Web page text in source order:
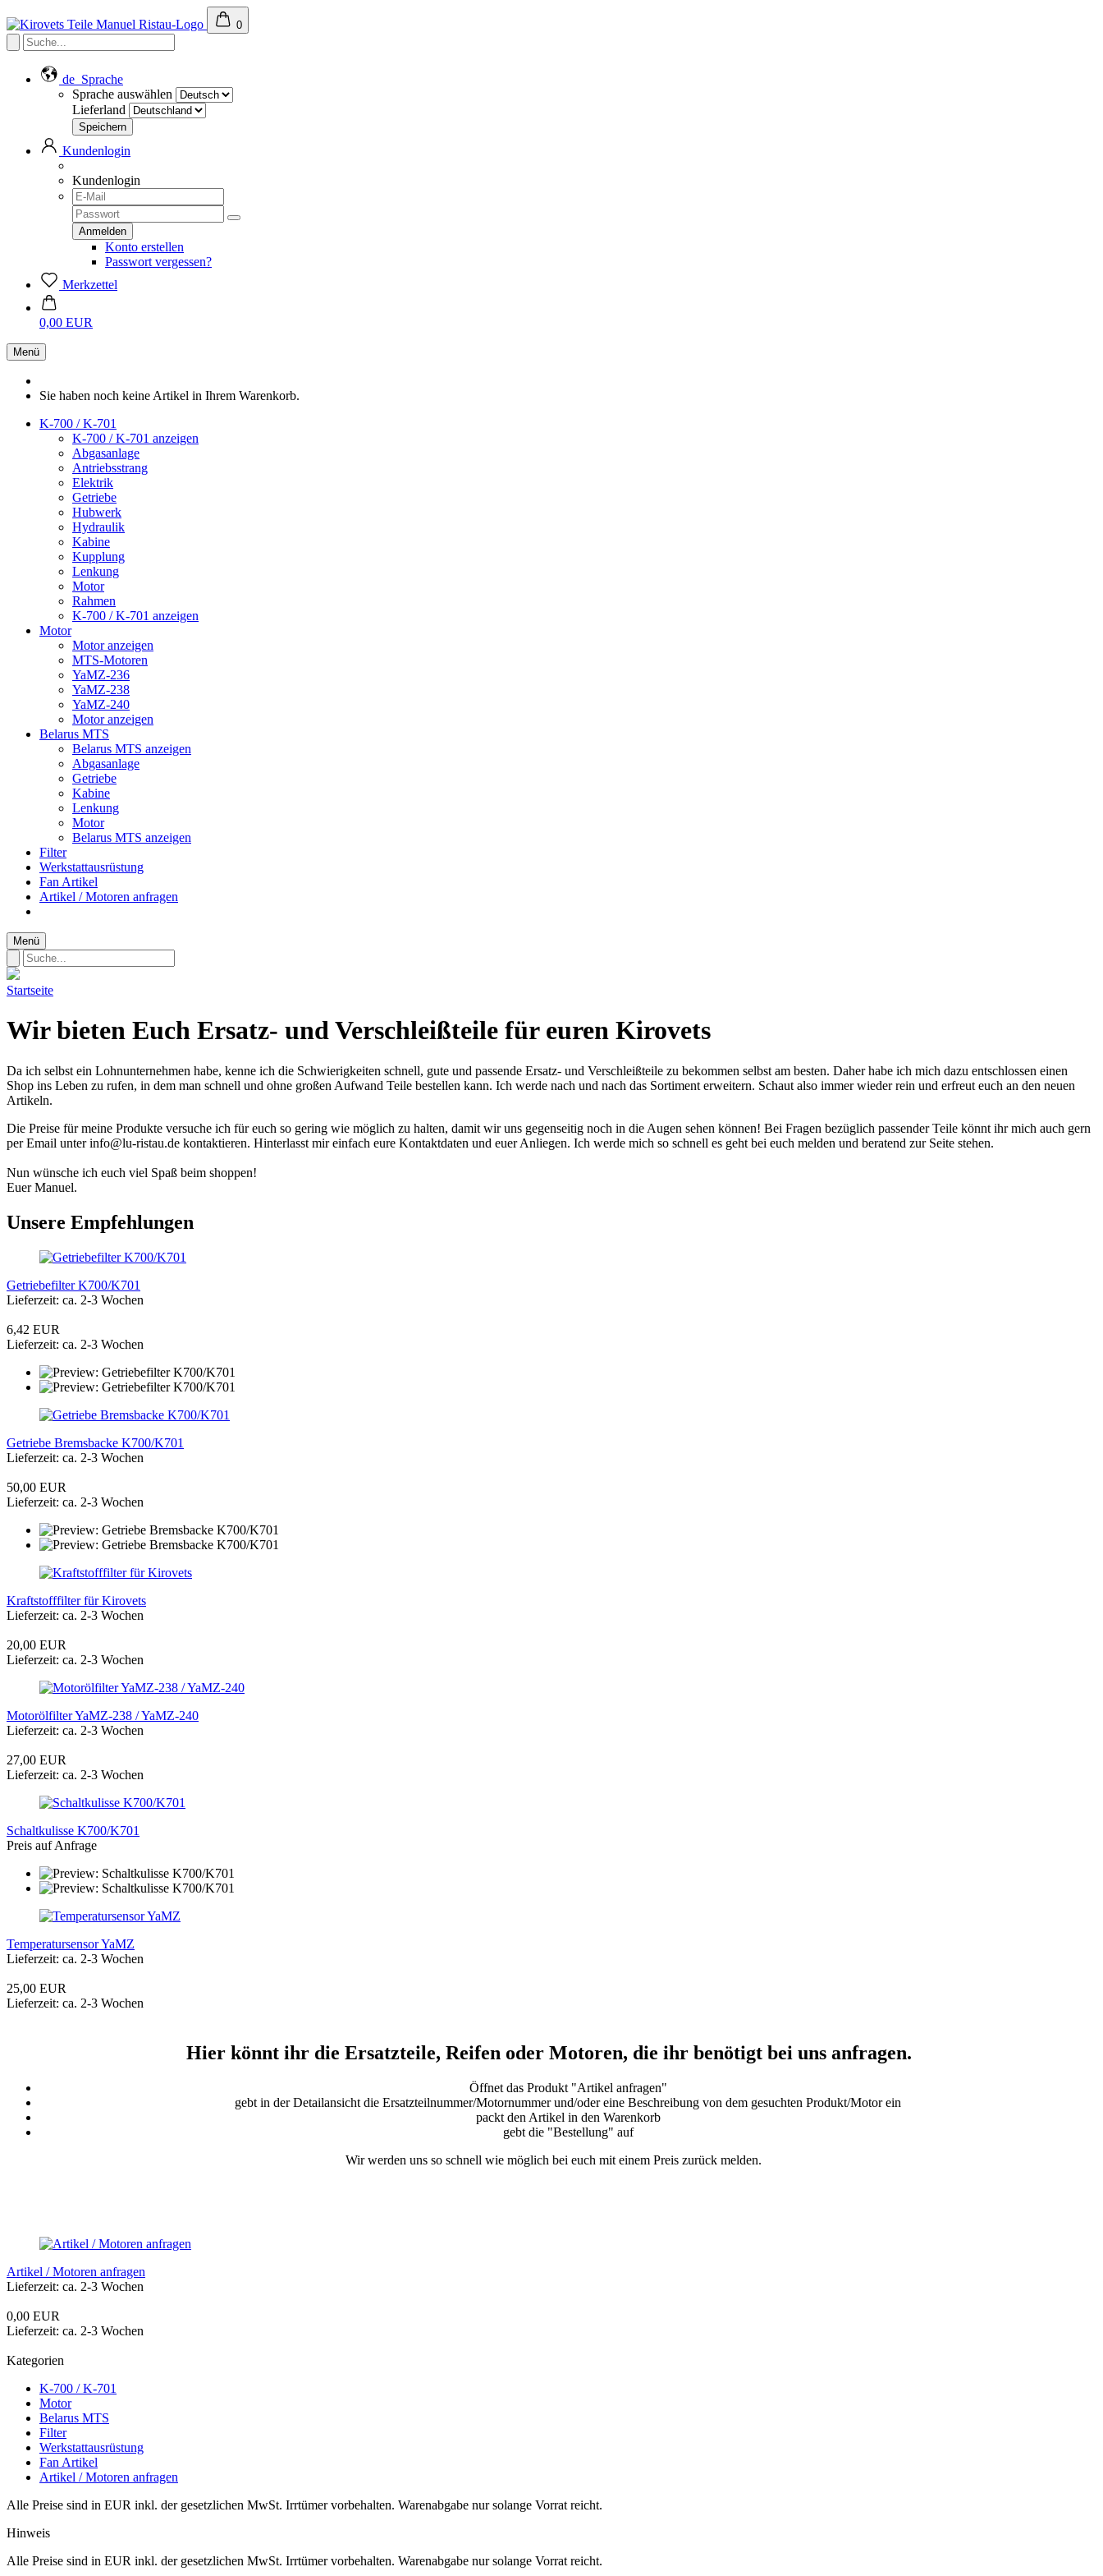
0
de Sprache
Sprache auswählen
Lieferland
Kundenlogin
Kundenlogin
Konto erstellen
Passwort vergessen?
Merkzettel
0,00 EUR
Menü
Sie haben noch keine Artikel in Ihrem Warenkorb.
K-700 / K-701
K-700 / K-701 anzeigen
Abgasanlage
Antriebsstrang
Elektrik
Getriebe
Hubwerk
Hydraulik
Kabine
Kupplung
Lenkung
Motor
Rahmen
K-700 / K-701 anzeigen
Motor
Motor anzeigen
MTS-Motoren
YaMZ-236
YaMZ-238
YaMZ-240
Motor anzeigen
Belarus MTS
Belarus MTS anzeigen
Abgasanlage
Getriebe
Kabine
Lenkung
Motor
Belarus MTS anzeigen
Filter
Werkstattausrüstung
Fan Artikel
Artikel / Motoren anfragen
Menü
Startseite
Wir bieten Euch Ersatz- und Verschleißteile für euren Kirovets
Da ich selbst ein Lohnunternehmen habe, kenne ich die Schwierigkeiten schnell, gute und passende Ersatz- und Verschleißteile zu bekommen selbst am besten. Daher habe ich mich dazu entschlossen einen
Shop ins Leben zu rufen, in dem man schnell und ohne großen Aufwand Teile bestellen kann. Ich werde nach und nach das Sortiment erweitern. Schaut also immer wieder rein und erfreut euch an den neuen
Artikeln.
Die Preise für meine Produkte versuche ich für euch so gering wie möglich zu halten, damit wir uns gegenseitig noch in die Augen sehen können! Bei Fragen bezüglich passender Teile könnt ihr mich auch gern
per Email unter info@lu-ristau.de kontaktieren. Hinterlasst mir einfach eure Kontaktdaten und euer Anliegen. Ich werde mich so schnell es geht bei euch melden und beratend zur Seite stehen.
Nun wünsche ich euch viel Spaß beim shoppen!
Euer Manuel.
Unsere Empfehlungen
Getriebefilter K700/K701
Lieferzeit: ca. 2-3 Wochen
6,42 EUR
Lieferzeit: ca. 2-3 Wochen
Getriebe Bremsbacke K700/K701
Lieferzeit: ca. 2-3 Wochen
50,00 EUR
Lieferzeit: ca. 2-3 Wochen
Kraftstofffilter für Kirovets
Lieferzeit: ca. 2-3 Wochen
20,00 EUR
Lieferzeit: ca. 2-3 Wochen
Motorölfilter YaMZ-238 / YaMZ-240
Lieferzeit: ca. 2-3 Wochen
27,00 EUR
Lieferzeit: ca. 2-3 Wochen
Schaltkulisse K700/K701
Preis auf Anfrage
Temperatursensor YaMZ
Lieferzeit: ca. 2-3 Wochen
25,00 EUR
Lieferzeit: ca. 2-3 Wochen
Hier könnt ihr die Ersatzteile, Reifen oder Motoren, die ihr benötigt bei uns anfragen.
Öffnet das Produkt "Artikel anfragen"
gebt in der Detailansicht die Ersatzteilnummer/Motornummer und/oder eine Beschreibung von dem gesuchten Produkt/Motor ein
packt den Artikel in den Warenkorb
gebt die "Bestellung" auf
Wir werden uns so schnell wie möglich bei euch mit einem Preis zurück melden.
Artikel / Motoren anfragen
Lieferzeit: ca. 2-3 Wochen
0,00 EUR
Lieferzeit: ca. 2-3 Wochen
Kategorien
K-700 / K-701
Motor
Belarus MTS
Filter
Werkstattausrüstung
Fan Artikel
Artikel / Motoren anfragen
Alle Preise sind in EUR inkl. der gesetzlichen MwSt. Irrtümer vorbehalten. Warenabgabe nur solange Vorrat reicht.
Hinweis
Alle Preise sind in EUR inkl. der gesetzlichen MwSt. Irrtümer vorbehalten. Warenabgabe nur solange Vorrat reicht.